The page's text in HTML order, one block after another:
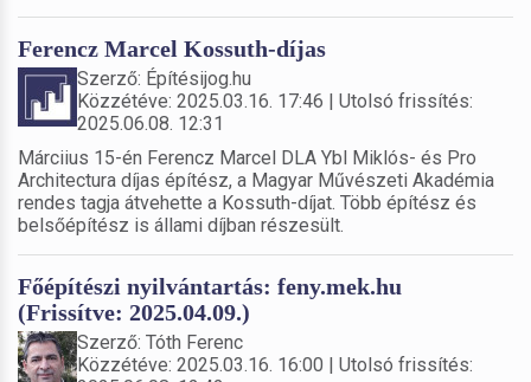
Ferencz Marcel Kossuth-díjas
Szerző: Építésijog.hu
Közzétéve: 2025.03.16. 17:46 | Utolsó frissítés:
2025.06.08. 12:31
Márciius 15-én Ferencz Marcel DLA Ybl Miklós- és Pro
Architectura díjas építész, a Magyar Művészeti Akadémia
rendes tagja átvehette a Kossuth-díjat. Több építész és
belsőépítész is állami díjban részesült.
Főépítészi nyilvántartás: feny.mek.hu
(Frissítve: 2025.04.09.)
Szerző: Tóth Ferenc
Közzétéve: 2025.03.16. 16:00 | Utolsó frissítés: